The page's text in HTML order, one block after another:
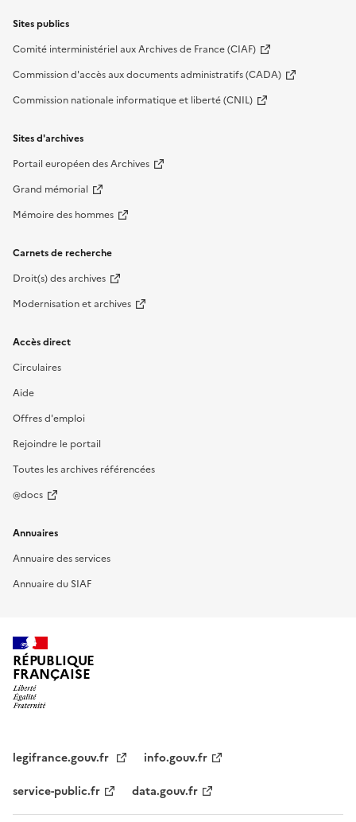
Sites publics
Comité interministériel aux Archives de France (CIAF)
Commission d'accès aux documents administratifs (CADA)
Commission nationale informatique et liberté (CNIL)
Sites d'archives
Portail européen des Archives
Grand mémorial
Mémoire des hommes
Carnets de recherche
Droit(s) des archives
Modernisation et archives
Accès direct
Circulaires
Aide
Offres d'emploi
Rejoindre le portail
Toutes les archives référencées
@docs
Annuaires
Annuaire des services
Annuaire du SIAF
RÉPUBLIQUE
FRANÇAISE
legifrance.gouv.fr
info.gouv.fr
service-public.fr
data.gouv.fr